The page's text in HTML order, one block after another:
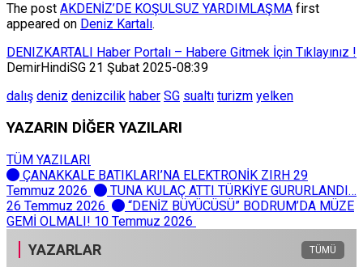
The post AKDENİZ’DE KOŞULSUZ YARDIMLAŞMA first
appeared on Deniz Kartalı.
DENIZKARTALI Haber Portalı – Habere Gitmek İçin Tıklayınız !
DemirHindiSG 21 Şubat 2025-08:39
dalış deniz denizcilik haber SG sualtı turizm yelken
YAZARIN DİĞER YAZILARI
TÜM YAZILARI
ÇANAKKALE BATIKLARI’NA ELEKTRONİK ZIRH 29
Temmuz 2026
TUNA KULAÇ ATTI TÜRKİYE GURURLANDI…
26 Temmuz 2026
“DENİZ BÜYÜCÜSÜ” BODRUM’DA MÜZE
GEMİ OLMALI! 10 Temmuz 2026
YAZARLAR TÜMÜ